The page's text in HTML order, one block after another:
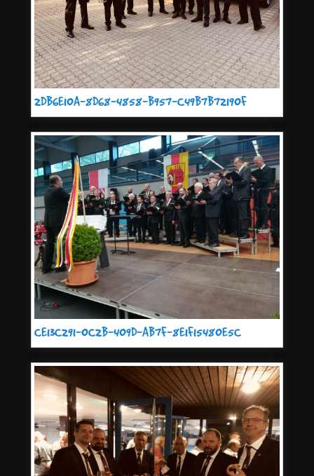
2DB6E10A-8D68-4858-B957-C49B7B72190F
CE13C291-0C2B-409D-AB7F-8E1F15480E5C